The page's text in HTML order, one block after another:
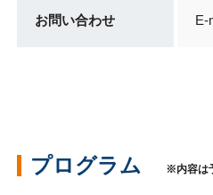
お問い合わせ E-
プログラム ※内容は